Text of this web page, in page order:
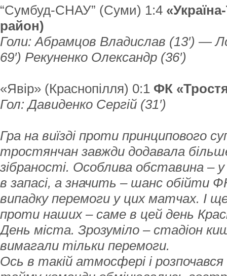
“Сумбуд-СНАУ” (Суми) 1:4
район)
Голи: Абрамцов Владислав (13′) —
69′) Рекуненко Олександр (36′)
«Явір» (Краснопілля) 0:1 ФК
Гол: Давиденко Сергій (31′)
Гра на виїзді проти принципового
тростянчан завжди додавала
зібраності. Особлива обставина –
в запасі, а значить – шанс обійти
випадку перемоги у цих матчах. І
проти наших – саме в цей день
День міста. Зрозуміло – стадіон
вимагали тільки перемоги.
Ось в такій атмосфері і